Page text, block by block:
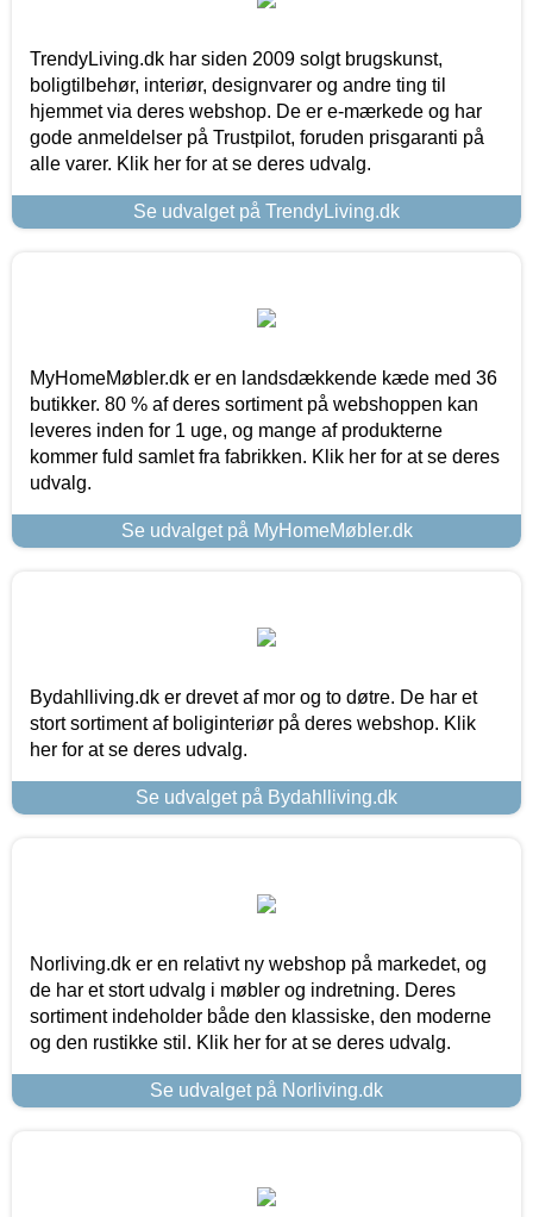
TrendyLiving.dk har siden 2009 solgt brugskunst,
boligtilbehør, interiør, designvarer og andre ting til
hjemmet via deres webshop. De er e-mærkede og har
gode anmeldelser på Trustpilot, foruden prisgaranti på
alle varer. Klik her for at se deres udvalg.
Se udvalget på TrendyLiving.dk
MyHomeMøbler.dk er en landsdækkende kæde med 36
butikker. 80 % af deres sortiment på webshoppen kan
leveres inden for 1 uge, og mange af produkterne
kommer fuld samlet fra fabrikken. Klik her for at se deres
udvalg.
Se udvalget på MyHomeMøbler.dk
Bydahlliving.dk er drevet af mor og to døtre. De har et
stort sortiment af boliginteriør på deres webshop. Klik
her for at se deres udvalg.
Se udvalget på Bydahlliving.dk
Norliving.dk er en relativt ny webshop på markedet, og
de har et stort udvalg i møbler og indretning. Deres
sortiment indeholder både den klassiske, den moderne
og den rustikke stil. Klik her for at se deres udvalg.
Se udvalget på Norliving.dk